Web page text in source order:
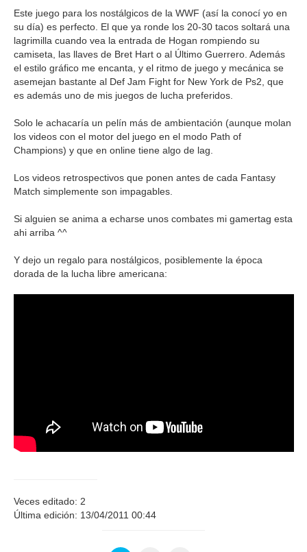
Este juego para los nostálgicos de la WWF (así la conocí yo en
su día) es perfecto. El que ya ronde los 20-30 tacos soltará una
lagrimilla cuando vea la entrada de Hogan rompiendo su
camiseta, las llaves de Bret Hart o al Último Guerrero. Además
el estilo gráfico me encanta, y el ritmo de juego y mecánica se
asemejan bastante al Def Jam Fight for New York de Ps2, que
es además uno de mis juegos de lucha preferidos.
Solo le achacaría un pelín más de ambientación (aunque molan
los videos con el motor del juego en el modo Path of
Champions) y que en online tiene algo de lag.
Los videos retrospectivos que ponen antes de cada Fantasy
Match simplemente son impagables.
Si alguien se anima a echarse unos combates mi gamertag esta
ahi arriba ^^
Y dejo un regalo para nostálgicos, posiblemente la época
dorada de la lucha libre americana:
Veces editado: 2
Última edición: 13/04/2011 00:44